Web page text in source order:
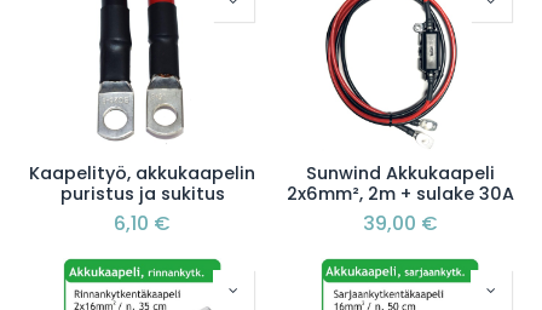
Kaapelityö, akkukaapelin
puristus ja sukitus
6,10 €
Sunwind Akkukaapeli
2x6mm², 2m + sulake 30A
39,00 €